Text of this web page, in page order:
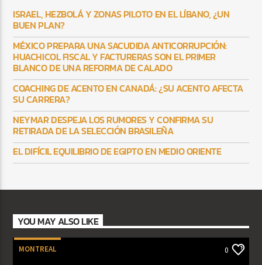
ISRAEL, HEZBOLÁ Y ZONAS PILOTO EN EL LÍBANO, ¿UN
BUEN PLAN?
MÉXICO PREPARA UNA SACUDIDA ANTICORRUPCIÓN:
HUACHICOL FISCAL Y FACTURERAS SON EL PRIMER
BLANCO DE UNA REFORMA DE CALADO
COACHING DE ACENTO EN CANADÁ: ¿SU ACENTO AFECTA
SU CARRERA?
NEYMAR DESPEJA LOS RUMORES Y CONFIRMA SU
RETIRADA DE LA SELECCIÓN BRASILEÑA
EL DIFÍCIL EQUILIBRIO DE EGIPTO EN MEDIO ORIENTE
YOU MAY ALSO LIKE
MONTREAL 0